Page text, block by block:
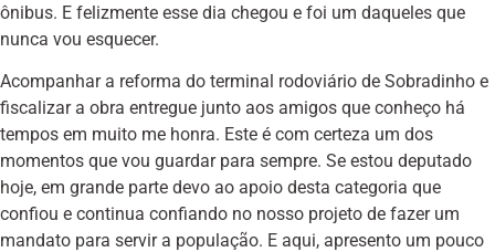
ônibus. E felizmente esse dia chegou e foi um daqueles que
nunca vou esquecer.
Acompanhar a reforma do terminal rodoviário de Sobradinho e
fiscalizar a obra entregue junto aos amigos que conheço há
tempos em muito me honra. Este é com certeza um dos
momentos que vou guardar para sempre. Se estou deputado
hoje, em grande parte devo ao apoio desta categoria que
confiou e continua confiando no nosso projeto de fazer um
mandato para servir a população. E aqui, apresento um pouco